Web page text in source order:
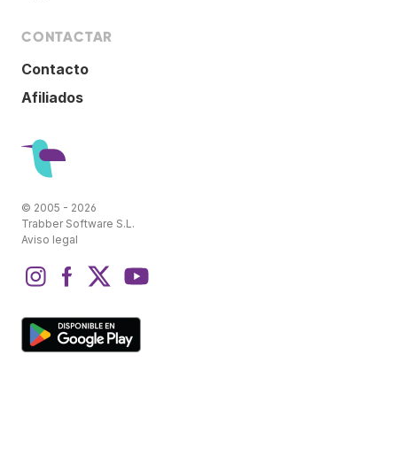
CONTACTAR
Contacto
Afiliados
© 2005 - 2026
Trabber Software S.L.
Aviso legal